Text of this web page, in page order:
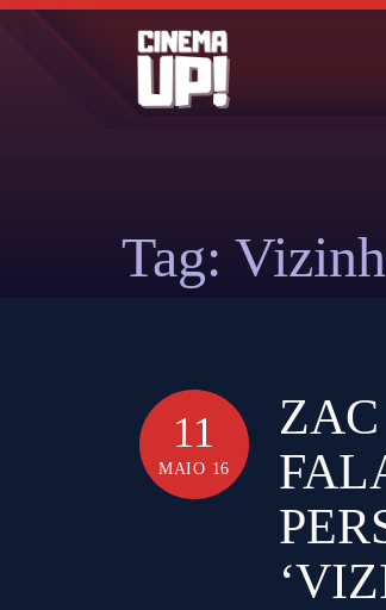
Skip
Tag:
11
MAIO 16